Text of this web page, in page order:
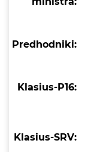
Predhodniki:
Klasius-P16:
Klasius-SRV: